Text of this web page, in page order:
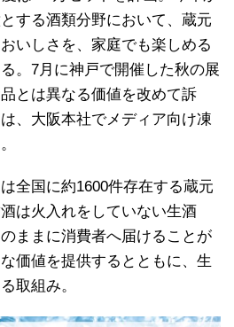
する酒類分野において、蔵元
いしさを、家庭でも楽しめる
。7月に神戸で開催した秋の展
とは異なる価値を改めて訴
、大阪本社でメディア向け凍
全国に約1600件存在する蔵元
は火入れをしていない生酒
ままに消費者へ届けることが
価値を提供するとともに、生
取組み。